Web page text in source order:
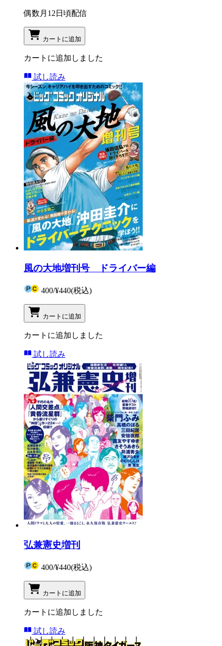
偶数月12日頃配信
カートに追加
カートに追加しました
試し読み
風の大地増刊号 ドライバー編
400/¥440(税込)
カートに追加
カートに追加しました
試し読み
弘兼憲史増刊
400/¥440(税込)
カートに追加
カートに追加しました
試し読み